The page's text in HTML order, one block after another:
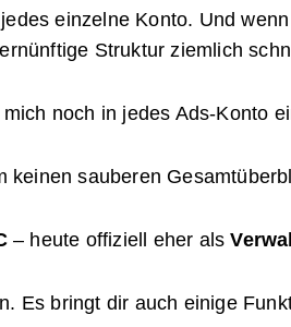
einzelne Konto. Und
Struktur ziemlich
noch in jedes Ads-Konto
sauberen
– heute offiziell eher als
Es bringt dir auch einige